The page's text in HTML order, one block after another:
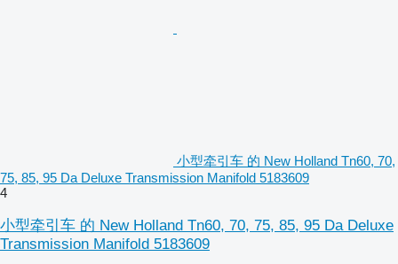
小型牵引车 的 New Holland Tn60, 70,
75, 85, 95 Da Deluxe Transmission Manifold 5183609
4
小型牵引车 的 New Holland Tn60, 70, 75, 85, 95 Da Deluxe
Transmission Manifold 5183609